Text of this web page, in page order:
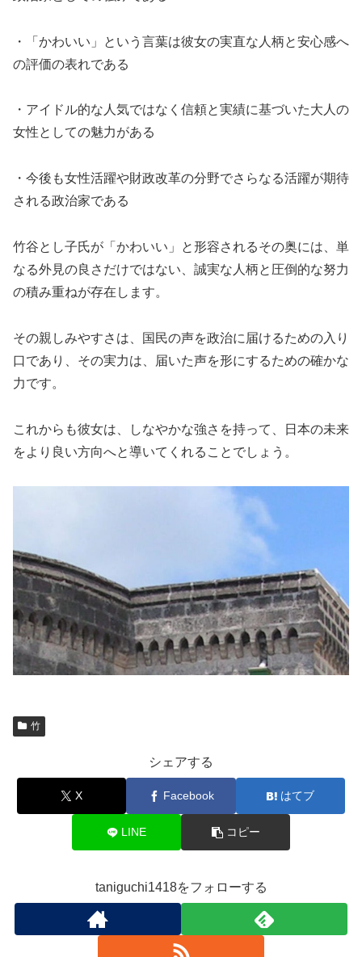
・「かわいい」という言葉は彼女の実直な人柄と安心感へ
の評価の表れである
・アイドル的な人気ではなく信頼と実績に基づいた大人の
女性としての魅力がある
・今後も女性活躍や財政改革の分野でさらなる活躍が期待
される政治家である
竹谷とし子氏が「かわいい」と形容されるその奥には、単
なる外見の良さだけではない、誠実な人柄と圧倒的な努力
の積み重ねが存在します。
その親しみやすさは、国民の声を政治に届けるための入り
口であり、その実力は、届いた声を形にするための確かな
力です。
これからも彼女は、しなやかな強さを持って、日本の未来
をより良い方向へと導いてくれることでしょう。
竹
シェアする
X Facebook はてブ
LINE コピー
taniguchi1418をフォローする